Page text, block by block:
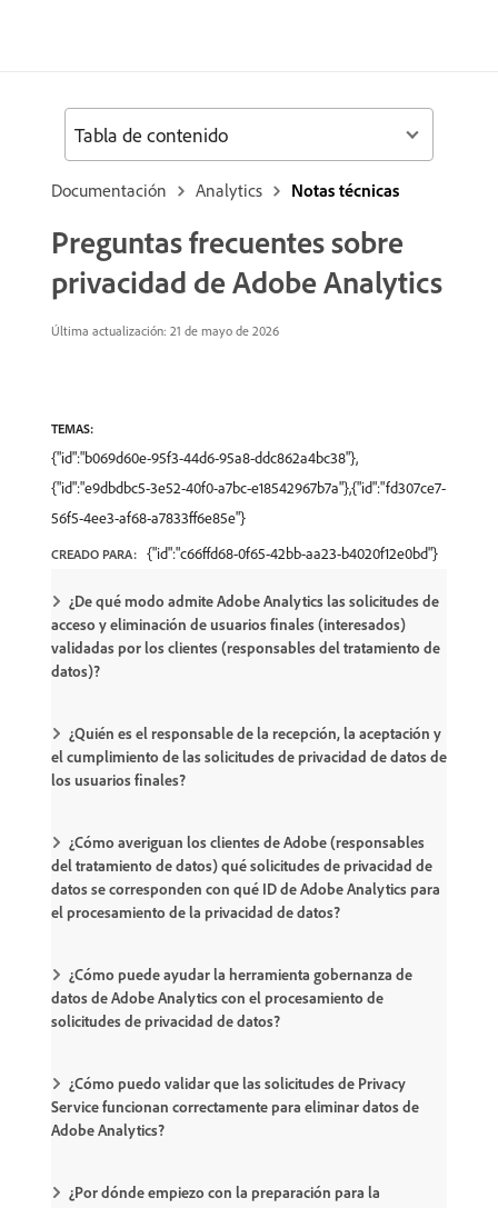
Documentación Analytics Notas técnicas
Preguntas frecuentes sobre
privacidad de Adobe Analytics
Última actualización: 21 de mayo de 2026
TEMAS:
{"id":"b069d60e-95f3-44d6-95a8-ddc862a4bc38"},
{"id":"e9dbdbc5-3e52-40f0-a7bc-e18542967b7a"},{"id":"fd307ce7-
56f5-4ee3-af68-a7833ff6e85e"}
CREADO PARA: {"id":"c66ffd68-0f65-42bb-aa23-b4020f12e0bd"}
¿De qué modo admite Adobe Analytics las solicitudes de
acceso y eliminación de usuarios finales (interesados)
validadas por los clientes (responsables del tratamiento de
datos)?
¿Quién es el responsable de la recepción, la aceptación y
el cumplimiento de las solicitudes de privacidad de datos de
los usuarios finales?
¿Cómo averiguan los clientes de Adobe (responsables
del tratamiento de datos) qué solicitudes de privacidad de
datos se corresponden con qué ID de Adobe Analytics para
el procesamiento de la privacidad de datos?
¿Cómo puede ayudar la herramienta gobernanza de
datos de Adobe Analytics con el procesamiento de
solicitudes de privacidad de datos?
¿Cómo puedo validar que las solicitudes de Privacy
Service funcionan correctamente para eliminar datos de
Adobe Analytics?
¿Por dónde empiezo con la preparación para la
Tabla de contenido